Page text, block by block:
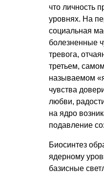
что личность
уровнях. На
социальная
болезненные
тревога,
третьем,
называемом
чувства
любви,
на ядро
подавление
Биосинтез
ядерному
базисные